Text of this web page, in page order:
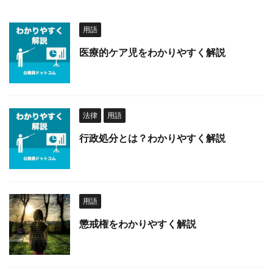
用語
医療的ケア児をわかりやすく解説
法律 用語
行政処分とは？わかりやすく解説
用語
懲戒権をわかりやすく解説